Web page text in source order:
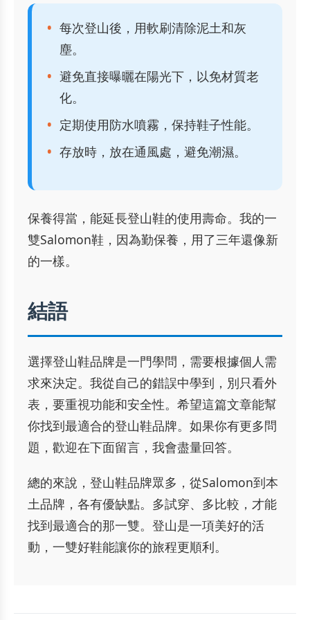
每次登山後，用軟刷清除泥土和灰
塵。
避免直接曝曬在陽光下，以免材質老
化。
定期使用防水噴霧，保持鞋子性能。
存放時，放在通風處，避免潮濕。
保養得當，能延長登山鞋的使用壽命。我的一
雙Salomon鞋，因為勤保養，用了三年還像新
的一樣。
結語
選擇登山鞋品牌是一門學問，需要根據個人需
求來決定。我從自己的錯誤中學到，別只看外
表，要重視功能和安全性。希望這篇文章能幫
你找到最適合的登山鞋品牌。如果你有更多問
題，歡迎在下面留言，我會盡量回答。
總的來說，登山鞋品牌眾多，從Salomon到本
土品牌，各有優缺點。多試穿、多比較，才能
找到最適合的那一雙。登山是一項美好的活
動，一雙好鞋能讓你的旅程更順利。